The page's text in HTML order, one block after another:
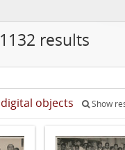
results
objects Show